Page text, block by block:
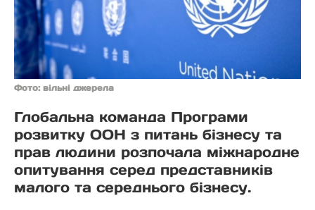
Фото: вільні джерела
Глобальна команда Програми
розвитку ООН з питань бізнесу та
прав людини розпочала міжнародне
опитування серед представників
малого та середнього бізнесу.